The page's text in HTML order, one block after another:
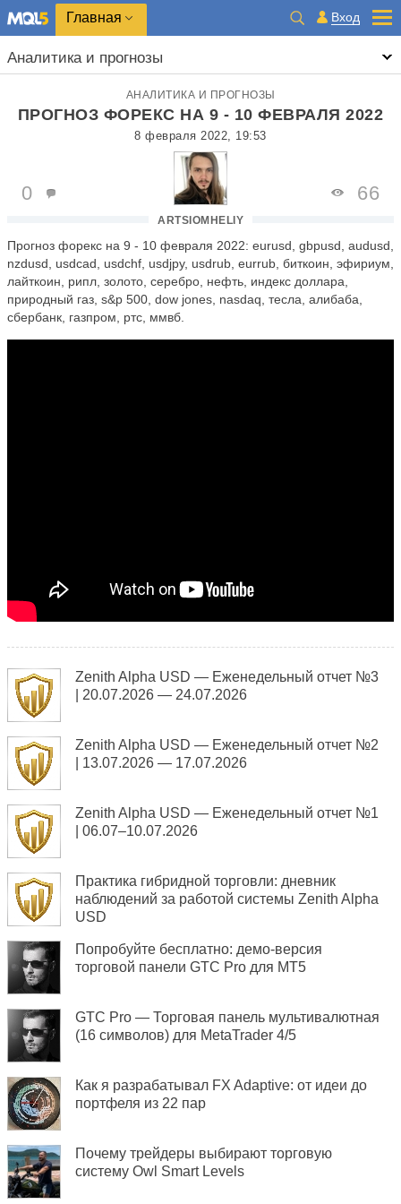
Главная Вход
Аналитика и прогнозы
АНАЛИТИКА И ПРОГНОЗЫ
ПРОГНОЗ ФОРЕКС НА 9 - 10 ФЕВРАЛЯ 2022
8 февраля 2022, 19:53
ARTSIOMHELIY
0 66
Прогноз форекс на 9 - 10 февраля 2022: eurusd, gbpusd, audusd,
nzdusd, usdcad, usdchf, usdjpy, usdrub, eurrub, биткоин, эфириум,
лайткоин, рипл, золото, серебро, нефть, индекс доллара,
природный газ, s&p 500, dow jones, nasdaq, тесла, алибаба,
сбербанк, газпром, ртс, ммвб.
Zenith Alpha USD — Еженедельный отчет №3
| 20.07.2026 — 24.07.2026
Zenith Alpha USD — Еженедельный отчет №2
| 13.07.2026 — 17.07.2026
Zenith Alpha USD — Еженедельный отчет №1
| 06.07–10.07.2026
Практика гибридной торговли: дневник
наблюдений за работой системы Zenith Alpha
USD
Попробуйте бесплатно: демо-версия
торговой панели GTC Pro для MT5
GTC Pro — Торговая панель мультивалютная
(16 символов) для MetaTrader 4/5
Как я разрабатывал FX Adaptive: от идеи до
портфеля из 22 пар
Почему трейдеры выбирают торговую
систему Owl Smart Levels